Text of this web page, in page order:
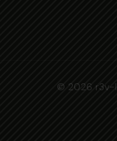
© 2026 r3v-